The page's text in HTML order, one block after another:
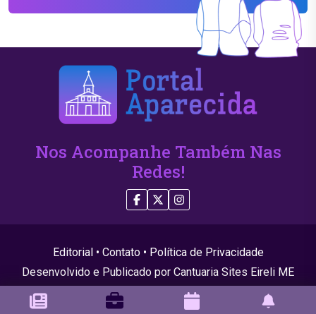
Nos Acompanhe Também Nas
Redes!
Editorial• Contato• Política de Privacidade
Desenvolvido e Publicado por Cantuaria Sites Eireli ME
(CNPJ 24.439.750/0001-22)